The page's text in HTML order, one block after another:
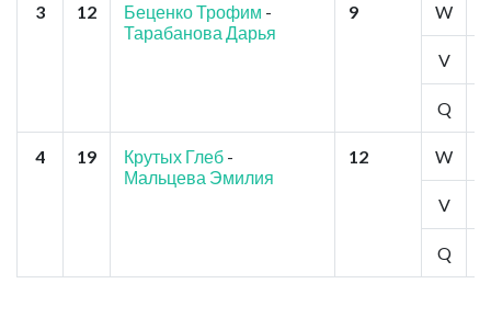
3 12 Беценко Трофим -
Тарабанова Дарья
9 W
V
Q
4 19 Крутых Глеб -
Мальцева Эмилия
12 W
V
Q